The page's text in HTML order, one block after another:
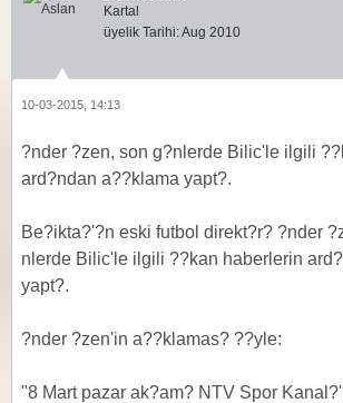
Kartal
üyelik Tarihi:Aug 2010
10-03-2015, 14:13
?nder ?zen, son g?nlerde Bilic'le ilgili
ard?ndan a??klama yapt?.
Be?ikta?'?n eski futbol direkt?r? ?nder
nlerde Bilic'le ilgili ??kan haberlerin
yapt?.
?nder ?zen'in a??klamas? ??yle:
"8 Mart pazar ak?am? NTV Spor